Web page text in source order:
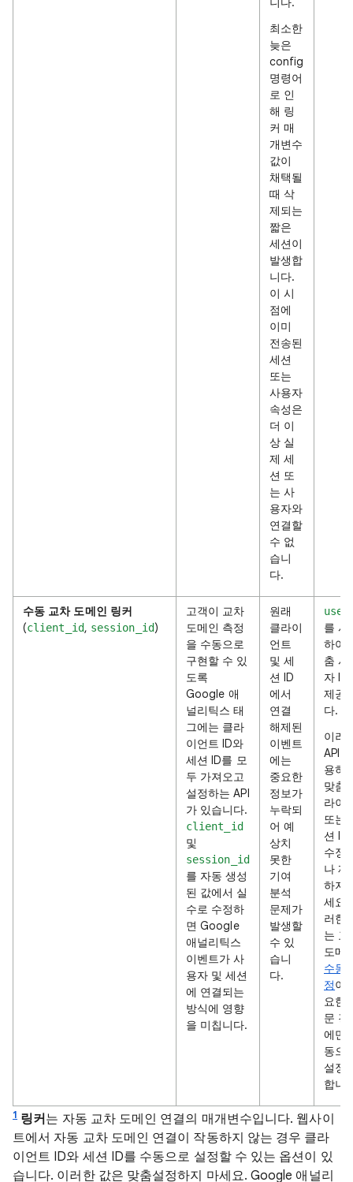
최소한
늦은
config
명령어
로 인
해 링
커 매
개변수
값이
채택될
때 삭
제되는
짧은
세션이
발생합
니다.
이 시
점에
이미
전송된
세션
또는
사용자
속성은
더 이
상 실
제 세
션 또
는 사
용자와
연결할
수 없
습니
다.
수동 교차 도메인 링커
(client_id, session_id)
고객이 교차
도메인 측정
을 수동으로
구현할 수 있
도록
Google 애
널리틱스 태
그에는 클라
이언트 ID와
세션 ID를 모
두 가져오고
설정하는 API
가 있습니다.
client_id
및
session_id
를 자동 생성
된 값에서 실
수로 수정하
면 Google
애널리틱스
이벤트가 사
용자 및 세션
에 연결되는
방식에 영향
을 미칩니다.
원래
클라이
언트
및 세
션 ID
에서
연결
해제된
이벤트
에는
중요한
정보가
누락되
어 예
상치
못한
기여
분석
문제가
발생할
수 있
습니
다.
를 사
하여
춤 사
자 ID
제공
다.
이러
API
용하
맞춤
라이
또는
션 ID
수정
나 제
하지
세요.
러한
는 교
도메
수동
정이
요한
문 경
에만
동으
설정
합니
1 링커 는 자동 교차 도메인 연결의 매개변수입니다. 웹사이
트에서 자동 교차 도메인 연결이 작동하지 않는 경우 클라
이언트 ID와 세션 ID를 수동으로 설정할 수 있는 옵션이 있
습니다. 이러한 값은 맞춤설정하지 마세요. Google 애널리